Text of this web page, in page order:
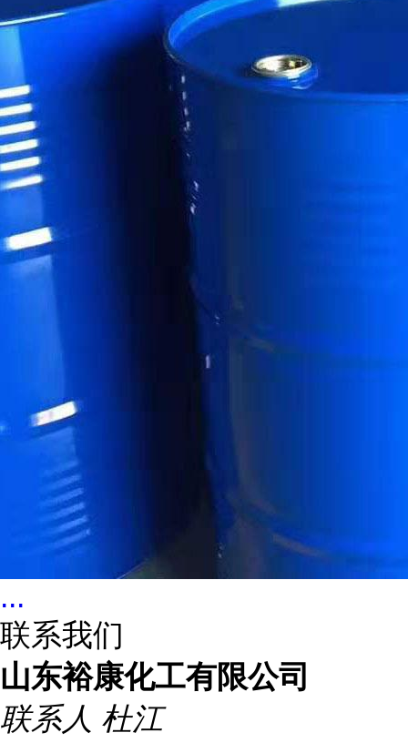
...
联系我们
山东裕康化工有限公司
联系人 杜江